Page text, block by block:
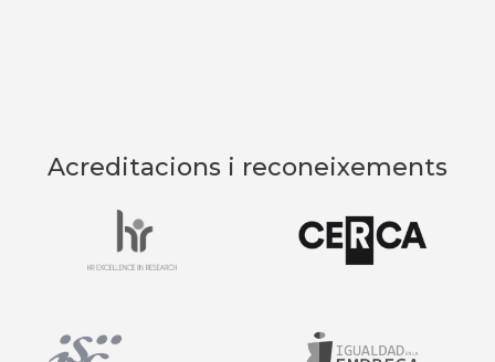
Acreditacions i reconeixements